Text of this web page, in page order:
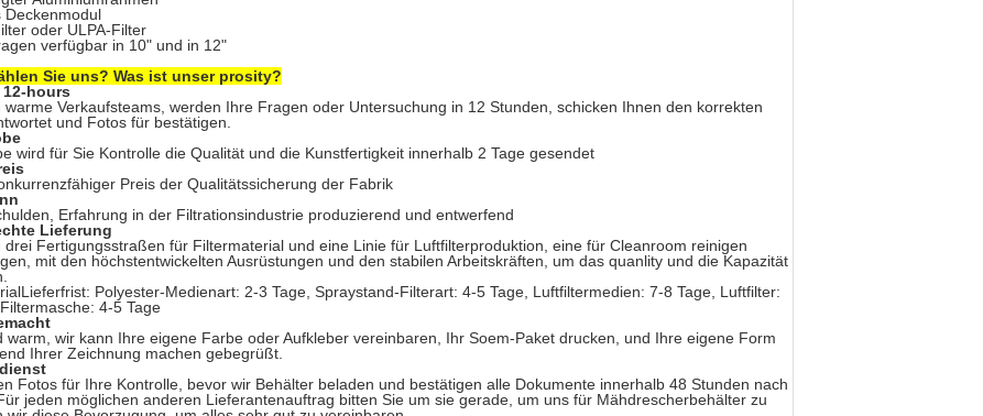
Deckenmodul
oder ULPA-Filter
verfügbar in 10" und in 12"
Sie uns? Was ist unser prosity?
hours
warme Verkaufsteams, werden Ihre Fragen oder Untersuchung in 12 Stunden, schicken Ihnen den korrekten
und Fotos für bestätigen.
wird für Sie Kontrolle die Qualität und die Kunstfertigkeit innerhalb 2 Tage gesendet
Preis der Qualitätssicherung der Fabrik
Erfahrung in der Filtrationsindustrie produzierend und entwerfend
Lieferung
drei Fertigungsstraßen für Filtermaterial und eine Linie für Luftfilterproduktion, eine für Cleanroom reinigen
mit den höchstentwickelten Ausrüstungen und den stabilen Arbeitskräften, um das quanlity und die Kapazität
Polyester-Medienart: 2-3 Tage, Spraystand-Filterart: 4-5 Tage, Luftfiltermedien: 7-8 Tage, Luftfilter:
4-5 Tage
warm, wir kann Ihre eigene Farbe oder Aufkleber vereinbaren, Ihr Soem-Paket drucken, und Ihre eigene Form
Ihrer Zeichnung machen gebegrüßt.
Fotos für Ihre Kontrolle, bevor wir Behälter beladen und bestätigen alle Dokumente innerhalb 48 Stunden nach
jeden möglichen anderen Lieferantenauftrag bitten Sie um sie gerade, um uns für Mähdrescherbehälter zu